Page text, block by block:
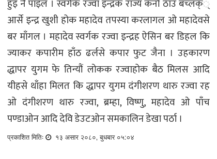
हुइ नै पाइल । स्वर्गक रज्वा इन्द्रक राज्य कर्ना ठाउँ बच्लक््
आर्से इन्द्र खुशी होक महादेव तपस्या करलागल ओ महादेवसे
बर माँगल । महादेव स्वर्गक रज्वा इन्द्रह ऐसिन बर डिहल कि
ज्याकर कपारीम हाँठ ढर्लसे कपार फुट जैना । उहकारण
द्धापर युगम फे तिन्यौं लोकक रज्वाहोक बैठ मिलस आदि
यीहसे थाँहा मिलत कि द्धापर युगम दंगीशरण थारु रज्वा रह
ओ दंगीशरण थारु रज्वा, ब्रम्हा, विष्णु, महादेव ओ पाँच
पण्डाओन आदि देवि डेउटओन समकालिन डेखा पर्ठा ।
प्रकाशित मितिः १३ असार २०८०, बुधबार ०५:०४